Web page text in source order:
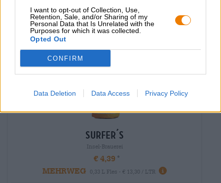
I want to opt-out of Collection, Use,
Retention, Sale, and/or Sharing of my
Personal Data that Is Unrelated with the
Purposes for which it was collected.
Opted Out
CONFIRM
Data Deletion Data Access Privacy Policy
surfer´s
Insel-Brauerei
€ 4,39
MEHRWEG
0,33 L Fles - € 13,30 / LTR